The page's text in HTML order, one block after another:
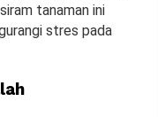
tanaman ini
stres pada